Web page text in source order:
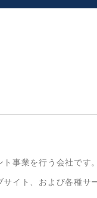
事業を行う会社です。
イト、および各種サ